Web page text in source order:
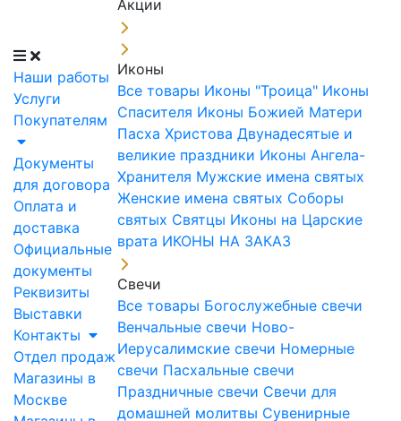
Наши работы
Услуги
Покупателям
Документы
для договора
Оплата и
доставка
Официальные
документы
Реквизиты
Выставки
Контакты
Отдел продаж
Магазины в
Москве
Акции
Иконы
Все товары Иконы "Троица" Иконы
Спасителя Иконы Божией Матери
Пасха Христова Двунадесятые и
великие праздники Иконы Ангела-
Хранителя Мужские имена святых
Женские имена святых Соборы
святых Святцы Иконы на Царские
врата ИКОНЫ НА ЗАКАЗ
Свечи
Все товары Богослужебные свечи
Венчальные свечи Ново-
Иерусалимские свечи Номерные
свечи Пасхальные свечи
Праздничные свечи Свечи для
домашней молитвы Сувенирные